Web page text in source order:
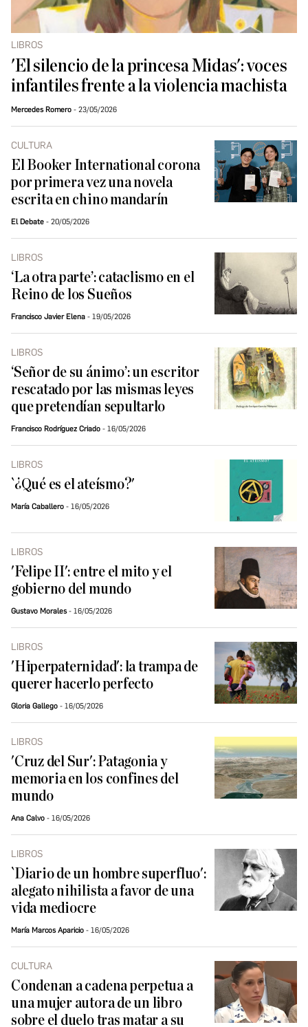
LIBROS
'El silencio de la princesa Midas': voces
infantiles frente a la violencia machista
Mercedes Romero 23/05/2026
CULTURA
El Booker International corona
por primera vez una novela
escrita en chino mandarín
El Debate 20/05/2026
LIBROS
‘La otra parte’: cataclismo en el
Reino de los Sueños
Francisco Javier Elena 19/05/2026
LIBROS
‘Señor de su ánimo’: un escritor
rescatado por las mismas leyes
que pretendían sepultarlo
Francisco Rodríguez Criado 16/05/2026
LIBROS
`¿Qué es el ateísmo?'
María Caballero 16/05/2026
LIBROS
'Felipe II': entre el mito y el
gobierno del mundo
Gustavo Morales 16/05/2026
LIBROS
'Hiperpaternidad': la trampa de
querer hacerlo perfecto
Gloria Gallego 16/05/2026
LIBROS
'Cruz del Sur': Patagonia y
memoria en los confines del
mundo
Ana Calvo 16/05/2026
LIBROS
`Diario de un hombre superfluo':
alegato nihilista a favor de una
vida mediocre
María Marcos Aparicio 16/05/2026
CULTURA
Condenan a cadena perpetua a
una mujer autora de un libro
sobre el duelo tras matar a su